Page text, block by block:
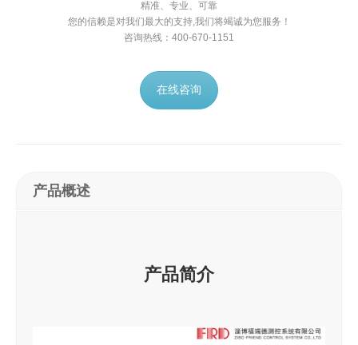
精准、专业、可靠
您的信赖是对我们最大的支持,我们将竭诚为您服务！
咨询热线：400-670-1151
在线咨询
产品概述
产品简介